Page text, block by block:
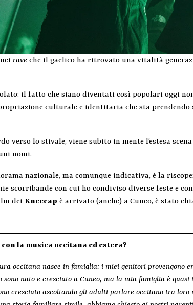
neirave che il gaelico ha ritrovato una vitalità
il fatto che siano diventati così popolari oggi
culturale e identitaria che sta prendendo
verso lo stivale, viene subito in mente l’estesa
nomi.
nazionale, ma comunque indicativa, è la
scorribande con cui ho condiviso diverse feste e
deiKneecap è arrivato (anche) a Cuneo, è stato
la musica occitana ed estera?
occitana nasce in famiglia: i miei genitori provengono
sono nato e cresciuto a Cuneo, ma la mia famiglia è
cresciuto ascoltando gli adulti parlare occitano tra